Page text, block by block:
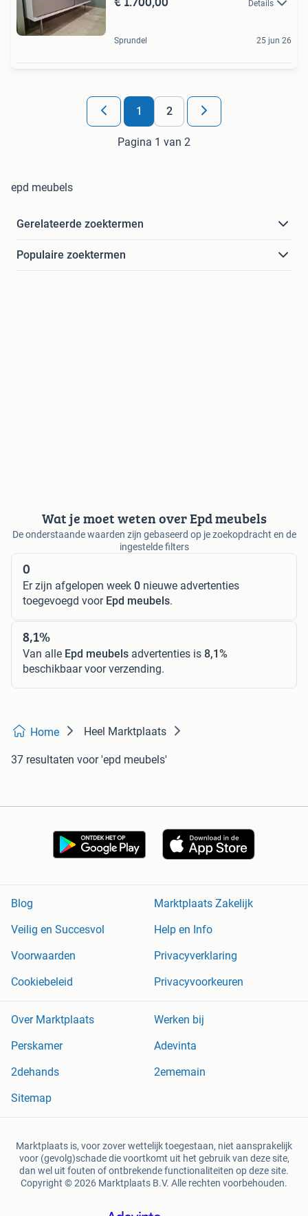
Details
Sprundel 25 jun 26
1 2
Pagina 1 van 2
epd meubels
Gerelateerde zoektermen
Populaire zoektermen
Wat je moet weten over Epd meubels
De onderstaande waarden zijn gebaseerd op je zoekopdracht en de
ingestelde filters
0
Er zijn afgelopen week 0 nieuwe advertenties
toegevoegd voor Epd meubels.
8,1%
Van alle Epd meubels advertenties is 8,1%
beschikbaar voor verzending.
Home Heel Marktplaats
37 resultaten voor 'epd meubels'
Blog
Marktplaats Zakelijk
Veilig en Succesvol
Help en Info
Voorwaarden
Privacyverklaring
Cookiebeleid
Privacyvoorkeuren
Over Marktplaats
Werken bij
Perskamer
Adevinta
2dehands
2ememain
Sitemap
Marktplaats is, voor zover wettelijk toegestaan, niet aansprakelijk
voor (gevolg)schade die voortkomt uit het gebruik van deze site,
dan wel uit fouten of ontbrekende functionaliteiten op deze site.
Copyright © 2026 Marktplaats B.V. Alle rechten voorbehouden.